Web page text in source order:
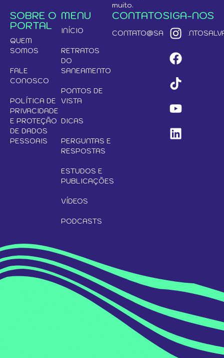
muito.
SOBRE O
PORTAL
QUEM
SOMOS
FALE
CONOSCO
POLÍTICA DE
PRIVACIDADE
E PROTEÇÃO
DE DADOS
PESSOAIS
MENU
INÍCIO
RETRATOS
DO
SANEAMENTO
PONTOS DE
VISTA
DICAS
PERGUNTAS E
RESPOSTAS
ESTUDOS E
PUBLICAÇÕES
VÍDEOS
PODCASTS
CONTATOSIGA-NOS